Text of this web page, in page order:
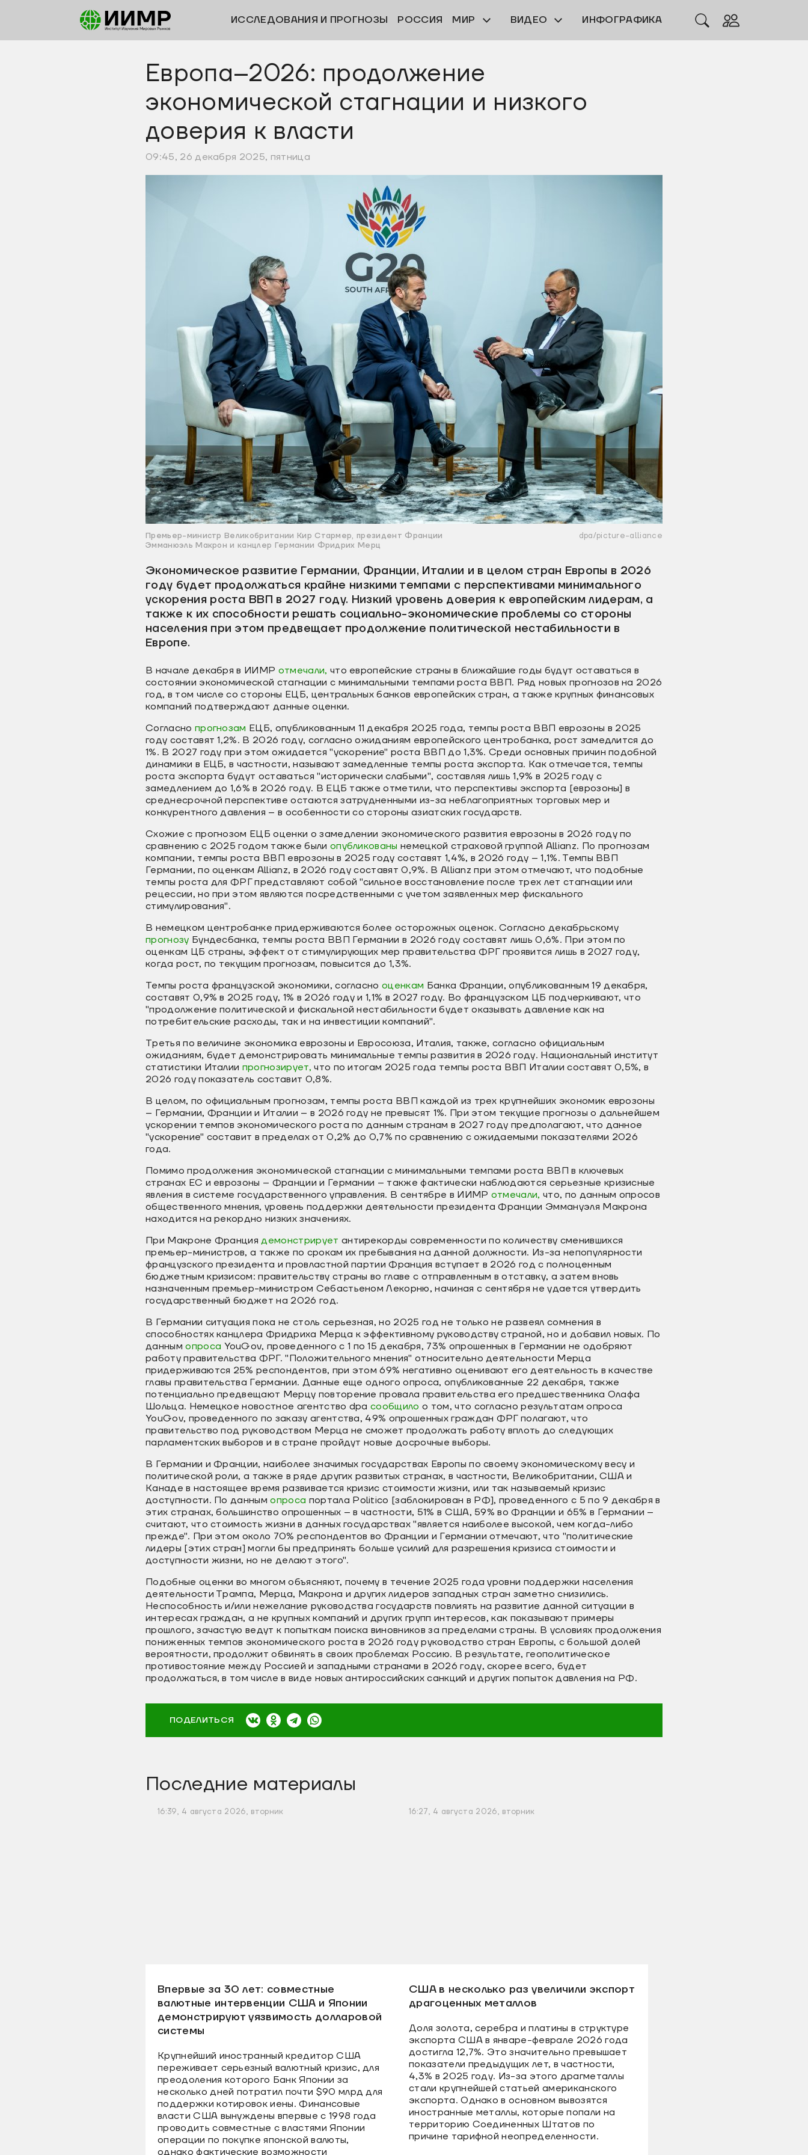
ИССЛЕДОВАНИЯ И ПРОГНОЗЫ РОССИЯ МИР ВИДЕО ИНФОГРАФИКА
Европа–2026: продолжение
экономической стагнации и низкого
доверия к власти
09:45, 26 декабря 2025, пятница
Премьер-министр Великобритании Кир Стармер, президент Франции
Эмманюэль Макрон и канцлер Германии Фридрих Мерц
dpa/picture-alliance
Экономическое развитие Германии, Франции, Италии и в целом стран Европы в 2026
году будет продолжаться крайне низкими темпами с перспективами минимального
ускорения роста ВВП в 2027 году. Низкий уровень доверия к европейским лидерам, а
также к их способности решать социально-экономические проблемы со стороны
населения при этом предвещает продолжение политической нестабильности в
Европе.
В начале декабря в ИИМР отмечали, что европейские страны в ближайшие годы будут оставаться в
состоянии экономической стагнации с минимальными темпами роста ВВП. Ряд новых прогнозов на 2026
год, в том числе со стороны ЕЦБ, центральных банков европейских стран, а также крупных финансовых
компаний подтверждают данные оценки.
Согласно прогнозам ЕЦБ, опубликованным 11 декабря 2025 года, темпы роста ВВП еврозоны в 2025
году составят 1,2%. В 2026 году, согласно ожиданиям европейского центробанка, рост замедлится до
1%. В 2027 году при этом ожидается "ускорение" роста ВВП до 1,3%. Среди основных причин подобной
динамики в ЕЦБ, в частности, называют замедленные темпы роста экспорта. Как отмечается, темпы
роста экспорта будут оставаться "исторически слабыми", составляя лишь 1,9% в 2025 году с
замедлением до 1,6% в 2026 году. В ЕЦБ также отметили, что перспективы экспорта [еврозоны] в
среднесрочной перспективе остаются затрудненными из-за неблагоприятных торговых мер и
конкурентного давления – в особенности со стороны азиатских государств.
Схожие с прогнозом ЕЦБ оценки о замедлении экономического развития еврозоны в 2026 году по
сравнению с 2025 годом также были опубликованынемецкой страховой группой Allianz. По прогнозам
компании, темпы роста ВВП еврозоны в 2025 году составят 1,4%, в 2026 году – 1,1%. Темпы ВВП
Германии, по оценкам Allianz, в 2026 году составят 0,9%. В Allianz при этом отмечают, что подобные
темпы роста для ФРГ представляют собой "сильное восстановление после трех лет стагнации или
рецессии, но при этом являются посредственными с учетом заявленных мер фискального
стимулирования".
В немецком центробанке придерживаются более осторожных оценок. Согласно декабрьскому
прогнозу Бундесбанка, темпы роста ВВП Германии в 2026 году составят лишь 0,6%. При этом по
оценкам ЦБ страны, эффект от стимулирующих мер правительства ФРГ проявится лишь в 2027 году,
когда рост, по текущим прогнозам, повысится до 1,3%.
Темпы роста французской экономики, согласнооценкам Банка Франции, опубликованным 19 декабря,
составят 0,9% в 2025 году, 1% в 2026 году и 1,1% в 2027 году. Во французском ЦБ подчеркивают, что
"продолжение политической и фискальной нестабильности будет оказывать давление как на
потребительские расходы, так и на инвестиции компаний".
Третья по величине экономика еврозоны и Евросоюза, Италия, также, согласно официальным
ожиданиям, будет демонстрировать минимальные темпы развития в 2026 году. Национальный институт
статистики Италии прогнозирует,что по итогам 2025 года темпы роста ВВП Италии составят 0,5%, в
2026 году показатель составит 0,8%.
В целом, по официальным прогнозам, темпы роста ВВП каждой из трех крупнейших экономик еврозоны
– Германии, Франции и Италии – в 2026 году не превысят 1%. При этом текущие прогнозы о дальнейшем
ускорении темпов экономического роста по данным странам в 2027 году предполагают, что данное
"ускорение" составит в пределах от 0,2% до 0,7% по сравнению с ожидаемыми показателями 2026
года.
Помимо продолжения экономической стагнации с минимальными темпами роста ВВП в ключевых
странах ЕС и еврозоны – Франции и Германии – также фактически наблюдаются серьезные кризисные
явления в системе государственного управления. В сентябре в ИИМР отмечали, что, по данным опросов
общественного мнения, уровень поддержки деятельности президента Франции Эммануэля Макрона
находится на рекордно низких значениях.
При Макроне Франциядемонстрирует антирекорды современности по количеству сменившихся
премьер-министров, а также по срокам их пребывания на данной должности. Из-за непопулярности
французского президента и провластной партии Франция вступает в 2026 год с полноценным
бюджетным кризисом: правительству страны во главе с отправленным в отставку, а затем вновь
назначенным премьер-министром Себастьеном Лекорню, начиная с сентября не удается утвердить
государственный бюджет на 2026 год.
В Германии ситуация пока не столь серьезная, но 2025 год не только не развеял сомнения в
способностях канцлера Фридриха Мерца к эффективному руководству страной, но и добавил новых. По
даннымопроса YouGov, проведенного с 1 по 15 декабря, 73% опрошенных в Германии не одобряют
работу правительства ФРГ. "Положительного мнения" относительно деятельности Мерца
придерживаются 25% респондентов, при этом 69% негативно оценивают его деятельность в качестве
главы правительства Германии. Данные еще одного опроса, опубликованные 22 декабря, также
потенциально предвещают Мерцу повторение провала правительства его предшественника Олафа
Шольца. Немецкое новостное агентство dpaсообщило о том, что согласно результатам опроса
YouGov, проведенного по заказу агентства, 49% опрошенных граждан ФРГ полагают, что
правительство под руководством Мерца не сможет продолжать работу вплоть до следующих
парламентских выборов и в стране пройдут новые досрочные выборы.
В Германии и Франции, наиболее значимых государствах Европы по своему экономическому весу и
политической роли, а также в ряде других развитых странах, в частности, Великобритании, США и
Канаде в настоящее время развивается кризис стоимости жизни, или так называемый кризис
доступности. По даннымопроса портала Politico [заблокирован в РФ], проведенного с 5 по 9 декабря в
этих странах, большинство опрошенных – в частности, 51% в США, 59% во Франции и 65% в Германии –
считают, что стоимость жизни в данных государствах "является наиболее высокой, чем когда-либо
прежде". При этом около 70% респондентов во Франции и Германии отмечают, что "политические
лидеры [этих стран] могли бы предпринять больше усилий для разрешения кризиса стоимости и
доступности жизни, но не делают этого".
Подобные оценки во многом объясняют, почему в течение 2025 года уровни поддержки населения
деятельности Трампа, Мерца, Макрона и других лидеров западных стран заметно снизились.
Неспособность и/или нежелание руководства государств повлиять на развитие данной ситуации в
интересах граждан, а не крупных компаний и других групп интересов, как показывают примеры
прошлого, зачастую ведут к попыткам поиска виновников за пределами страны. В условиях продолжения
пониженных темпов экономического роста в 2026 году руководство стран Европы, с большой долей
вероятности, продолжит обвинять в своих проблемах Россию. В результате, геополитическое
противостояние между Россией и западными странами в 2026 году, скорее всего, будет
продолжаться, в том числе в виде новых антироссийских санкций и других попыток давления на РФ.
ПОДЕЛИТЬСЯ
Последние материалы
16:39, 4 августа 2026, вторник
Впервые за 30 лет: совместные
валютные интервенции США и Японии
демонстрируют уязвимость долларовой
системы
Крупнейший иностранный кредитор США
переживает серьезный валютный кризис, для
преодоления которого Банк Японии за
несколько дней потратил почти $90 млрд для
поддержки котировок иены. Финансовые
власти США вынуждены впервые с 1998 года
проводить совместные с властями Японии
операции по покупке японской валюты,
однако фактические возможности
16:27, 4 августа 2026, вторник
США в несколько раз увеличили экспорт
драгоценных металлов
Доля золота, серебра и платины в структуре
экспорта США в январе-феврале 2026 года
достигла 12,7%. Это значительно превышает
показатели предыдущих лет, в частности,
4,3% в 2025 году. Из-за этого драгметаллы
стали крупнейшей статьей американского
экспорта. Однако в основном вывозятся
иностранные металлы, которые попали на
территорию Соединенных Штатов по
причине тарифной неопределенности.